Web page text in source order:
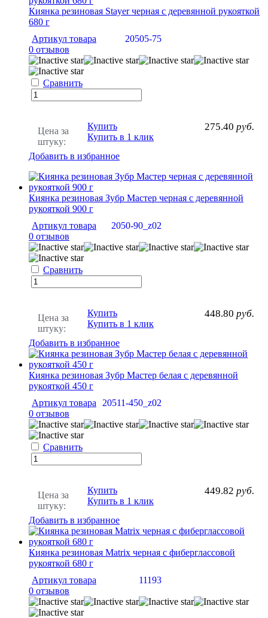
Киянка резиновая Stayer черная с деревянной рукояткой
680 г
Артикул товара
20505-75
0 отзывов
Сравнить
Цена за
штуку:
275.40 руб.
Купить
Купить в 1 клик
Добавить в избранное
Киянка резиновая Зубр Мастер черная с деревянной
рукояткой 900 г
Артикул товара
2050-90_z02
0 отзывов
Сравнить
Цена за
штуку:
448.80 руб.
Купить
Купить в 1 клик
Добавить в избранное
Киянка резиновая Зубр Мастер белая с деревянной
рукояткой 450 г
Артикул товара
20511-450_z02
0 отзывов
Сравнить
Цена за
штуку:
449.82 руб.
Купить
Купить в 1 клик
Добавить в избранное
Киянка резиновая Matrix черная с фиберглассовой
рукояткой 680 г
Артикул товара
11193
0 отзывов